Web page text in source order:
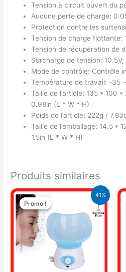
Tension à circuit ouvert du
Aucune perte de charge:
Protection contre les
Tension de charge flottante:
Tension de récupération de
Surcharge de tension: 10.5V;
Mode de contrôle: Contrôle
Température de travail: -35
Taille de l’article: 135 * 100
0.98in (L * W * H)
Poids de l’article: 222g /
Taille de l’emballage: 14.5 *
1.5in (L * W * H)
Produits similaires
41%
Promo !
Promo !
Le
initial
était :
16.900 CFA.
Le
est :
9.900 CFA.